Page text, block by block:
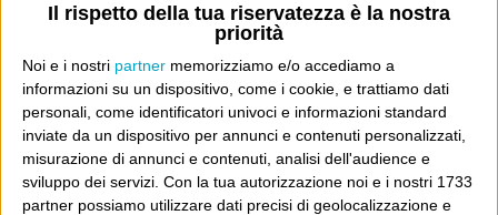
Il rispetto della tua riservatezza è la nostra
priorità
Noi e i nostri partner memorizziamo e/o accediamo a
informazioni su un dispositivo, come i cookie, e trattiamo dati
personali, come identificatori univoci e informazioni standard
inviate da un dispositivo per annunci e contenuti personalizzati,
misurazione di annunci e contenuti, analisi dell'audience e
sviluppo dei servizi. Con la tua autorizzazione noi e i nostri 1733
partner possiamo utilizzare dati precisi di geolocalizzazione e